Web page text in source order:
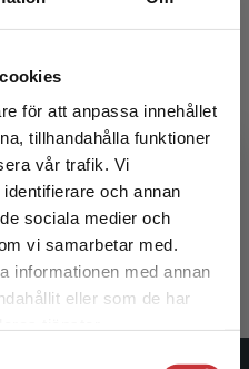
för att anpassa innehållet
tillhandahålla funktioner
vår trafik. Vi
och annan
sociala medier och
vi samarbetar med.
informationen med annan
eller som de har
enhet utanför Sverige.
utanför Sverige. För
vård och AI